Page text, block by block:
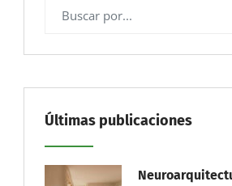
Últimas publicaciones